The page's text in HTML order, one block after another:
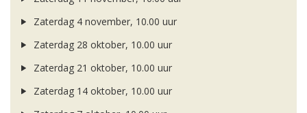
Zaterdag 4 november, 10.00 uur
Zaterdag 28 oktober, 10.00 uur
Zaterdag 21 oktober, 10.00 uur
Zaterdag 14 oktober, 10.00 uur